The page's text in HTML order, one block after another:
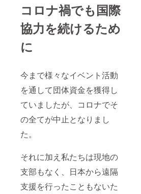
コロナ禍でも国際
協力を続けるため
に
今まで様々なイベント活動
を通して団体資金を獲得し
ていましたが、コロナでそ
の全てが中止となりまし
た。
それに加え私たちは現地の
支部もなく、日本から遠隔
支援を行ったこともないた